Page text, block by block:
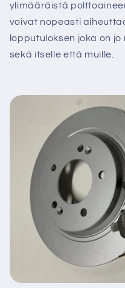
ylimääräistä
voivat nopeasti
lopputuloksen joka on
sekä itselle että muille.